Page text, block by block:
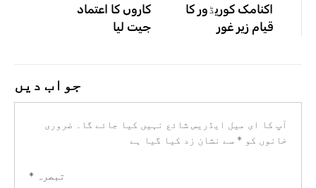
اکنامک کوریڈور کا
قیام زیر غور
کاروں کا اعتماد
جیت لیا
جواب دیں
آپ کا ای میل ایڈریس شائع نہیں کیا جائے گا۔
ضروری
خانوں کو * سے نشان زد کیا گیا ہے
تبصرہ *